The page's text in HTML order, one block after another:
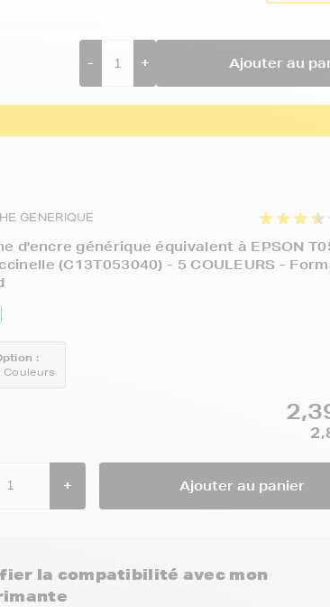
- + Ajouter au
GENERIQUE
d'encre générique équivalent à EPSON
(C13T053040) - 5 COULEURS -
:
Couleurs
+ Ajouter au panier
la compatibilité avec mon